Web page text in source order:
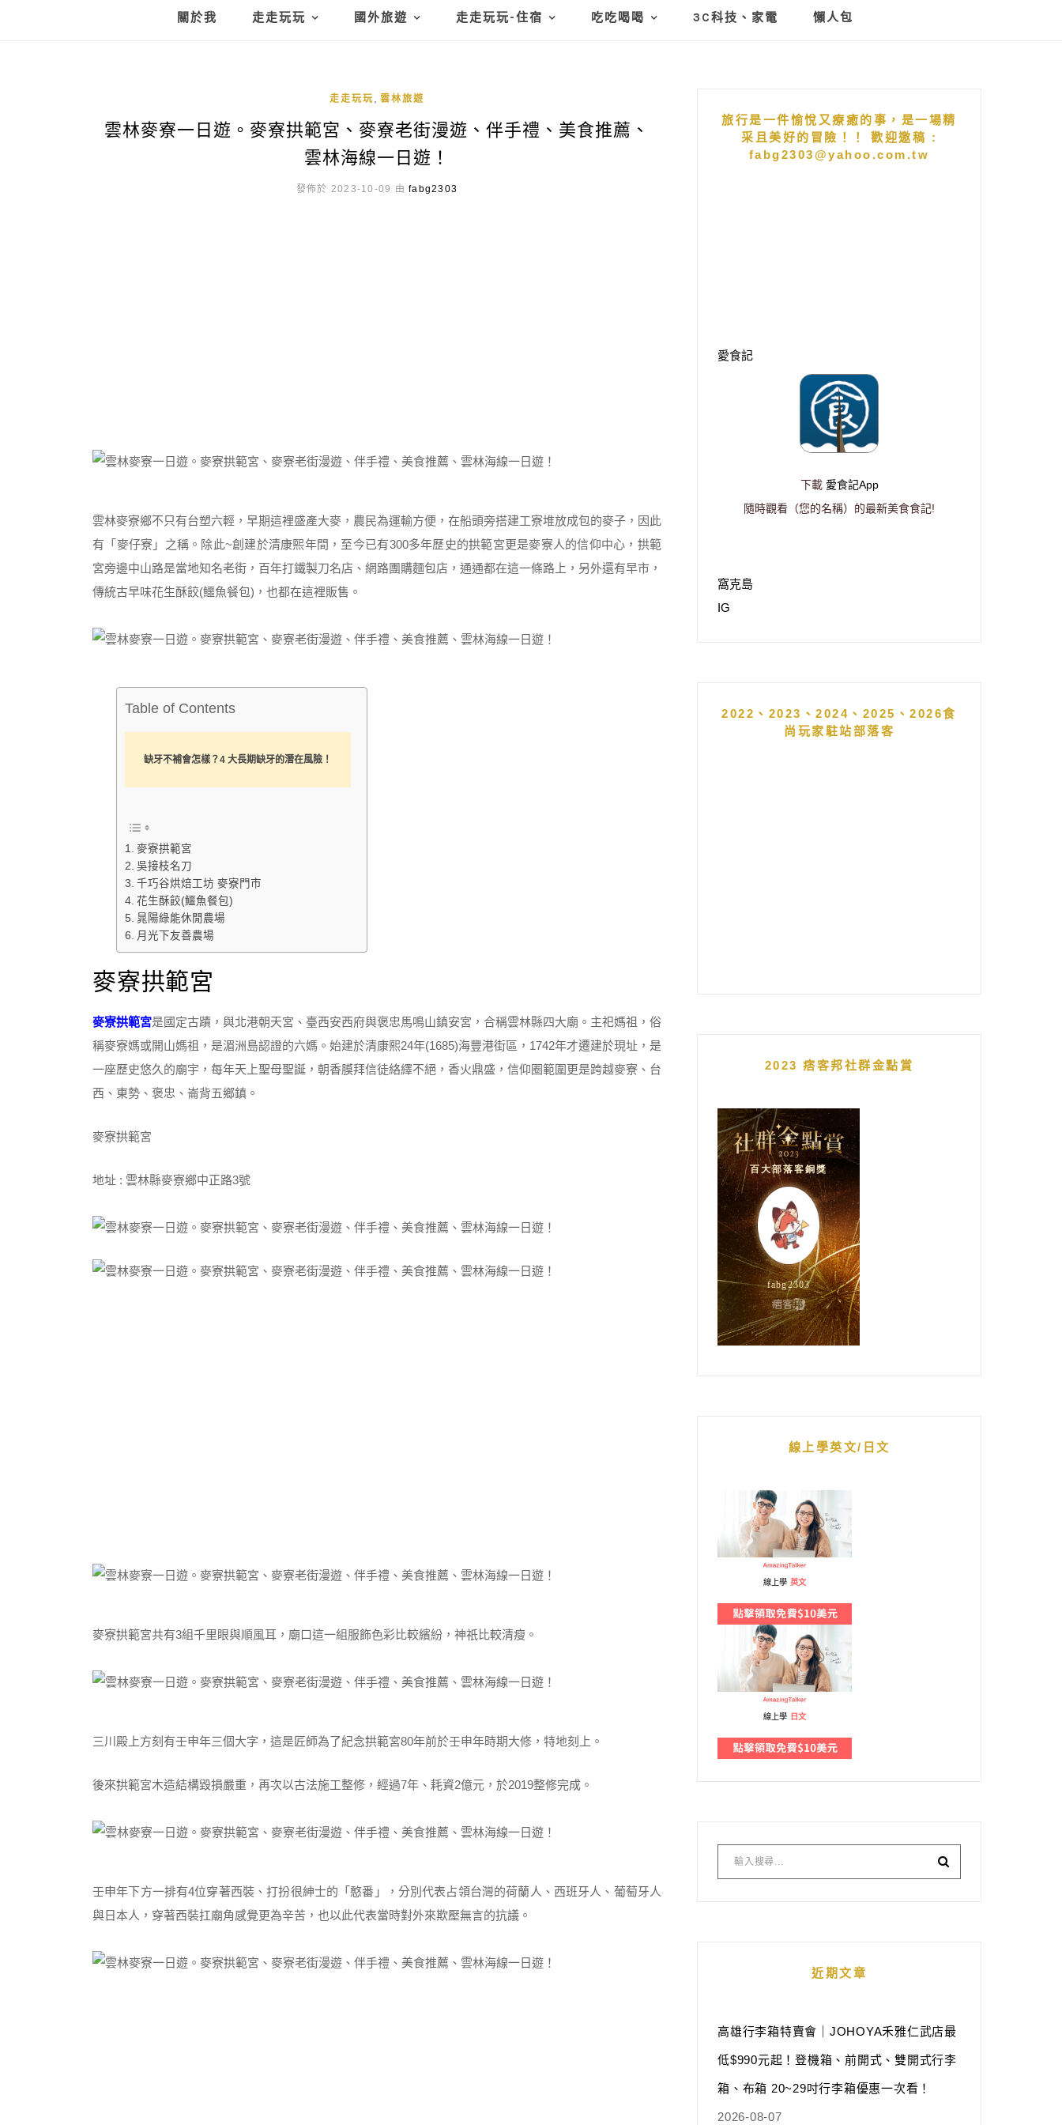
關於我 走走玩玩 國外旅遊 走走玩玩-住宿 吃吃喝喝 3C科技、家電 懶人包
走走玩玩 雲林旅遊
雲林麥寮一日遊。麥寮拱範宮、麥寮老街漫遊、伴手禮、美食推薦、
雲林海線一日遊！
發佈於 2023-10-09 由fabg2303
雲林麥寮鄉不只有台塑六輕，早期這裡盛產大麥，農民為運輸方便，在船頭旁搭建工寮堆放成包的麥子，因此
有「麥仔寮」之稱。除此~創建於清康熙年間，至今已有300多年歷史的拱範宮更是麥寮人的信仰中心，拱範
宮旁邊中山路是當地知名老街，百年打鐵製刀名店、網路團購麵包店，通通都在這一條路上，另外還有早市，
傳統古早味花生酥餃(鱷魚餐包)，也都在這裡販售。
Table of Contents
缺牙不補會怎樣？4 大長期缺牙的潛在風險！
麥寮拱範宮
吳接枝名刀
千巧谷烘焙工坊 麥寮門市
花生酥餃(鱷魚餐包)
晁陽綠能休閒農場
月光下友善農場
麥寮拱範宮
麥寮拱範宮是國定古蹟，與北港朝天宮、臺西安西府與褒忠馬鳴山鎮安宮，合稱雲林縣四大廟。主祀媽祖，俗
稱麥寮媽或開山媽祖，是湄洲島認證的六媽。始建於清康熙24年(1685)海豐港街區，1742年才遷建於現址，是
一座歷史悠久的廟宇，每年天上聖母聖誕，朝香膜拜信徒絡繹不絕，香火鼎盛，信仰圈範圍更是跨越麥寮、台
西、東勢、褒忠、崙背五鄉鎮。
麥寮拱範宮
地址 : 雲林縣麥寮鄉中正路3號
麥寮拱範宮共有3組千里眼與順風耳，廟口這一組服飾色彩比較繽紛，神祇比較清瘦。
三川殿上方刻有壬申年三個大字，這是匠師為了紀念拱範宮80年前於壬申年時期大修，特地刻上。
後來拱範宮木造結構毀損嚴重，再次以古法施工整修，經過7年、耗資2億元，於2019整修完成。
壬申年下方一排有4位穿著西裝、打扮很紳士的「憨番」，分別代表占領台灣的荷蘭人、西班牙人、葡萄牙人
與日本人，穿著西裝扛廟角感覺更為辛苦，也以此代表當時對外來欺壓無言的抗議。
旅行是一件愉悅又療癒的事，是一場精
采且美好的冒險！！ 歡迎邀稿 :
fabg2303@yahoo.com.tw
愛食記
下載 愛食記App
隨時觀看（您的名稱）的最新美食食記!
窩克島
IG
2022、2023、2024、2025、2026食
尚玩家駐站部落客
2023 痞客邦社群金點賞
線上學英文/日文
線上學 英文
線上學 日文
近期文章
高雄行李箱特賣會｜JOHOYA禾雅仁武店最
低$990元起！登機箱、前開式、雙開式行李
箱、布箱 20~29吋行李箱優惠一次看！
2026-08-07